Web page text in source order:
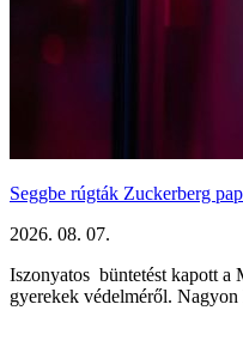
Seggbe rúgták Zuckerberg
2026. 08. 07.
Iszonyatos büntetést kapott a
gyerekek védelméről. Nagyon